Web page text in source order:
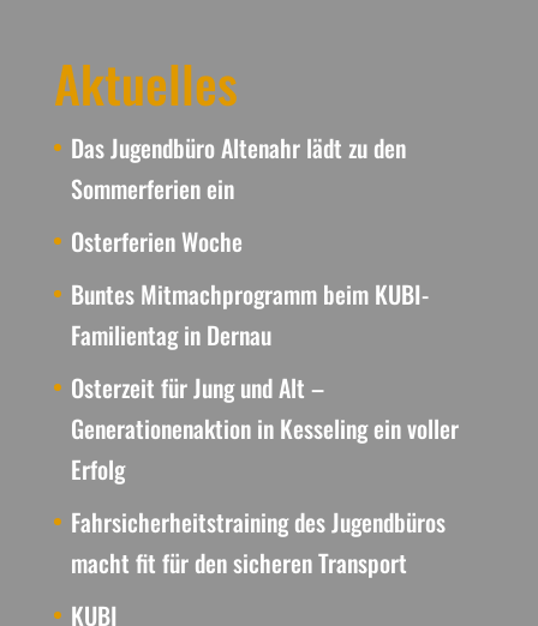
Aktuelles
Das Jugendbüro Altenahr lädt zu den
Sommerferien ein
Osterferien Woche
Buntes Mitmachprogramm beim KUBI-
Familientag in Dernau
Osterzeit für Jung und Alt –
Generationenaktion in Kesseling ein voller
Erfolg
Fahrsicherheitstraining des Jugendbüros
macht fit für den sicheren Transport
KUBI